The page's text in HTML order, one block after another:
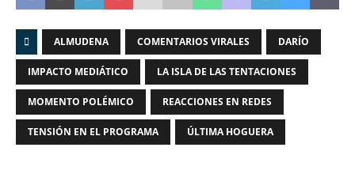
ALMUDENA COMENTARIOS VIRALES DARÍO
IMPACTO MEDIÁTICO LA ISLA DE LAS TENTACIONES
MOMENTO POLÉMICO REACCIONES EN REDES
TENSIÓN EN EL PROGRAMA ÚLTIMA HOGUERA